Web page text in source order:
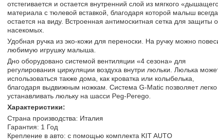
отстегивается и остается внутренний слой из мягкого
материала с тюлевой вставкой, благодаря которой малыш всегда
остается на виду. Встроенная антимоскитная сетка для защиты
насекомых.
Удобная ручка из эко-кожи для переноски. На ручку можно
любимую игрушку малыша.
Дно оборудовано системой вентиляции «4 сезона» для
регулирования циркуляции воздуха внутри люльки. Люлька
использоваться также дома, как кроватка или колыбелька,
благодаря выдвижным ножкам. Система G-Matic позволяет легко
устанавливать люльку на шасси Peg-Perego.
Характеристики:
Страна производства: Италия
Гарантия: 1 Год
Крепление в авто: с помощью комплекта KIT AUTO